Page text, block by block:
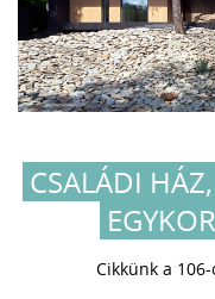
CSALÁDI
Cikkünk a